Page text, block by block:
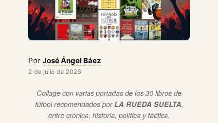
PorJosé Ángel Báez
2 de julio de 2026
Collage con varias portadas de los 30 libros de
fútbol recomendados porLA RUEDA SUELTA,
entre crónica, historia, política y táctica.